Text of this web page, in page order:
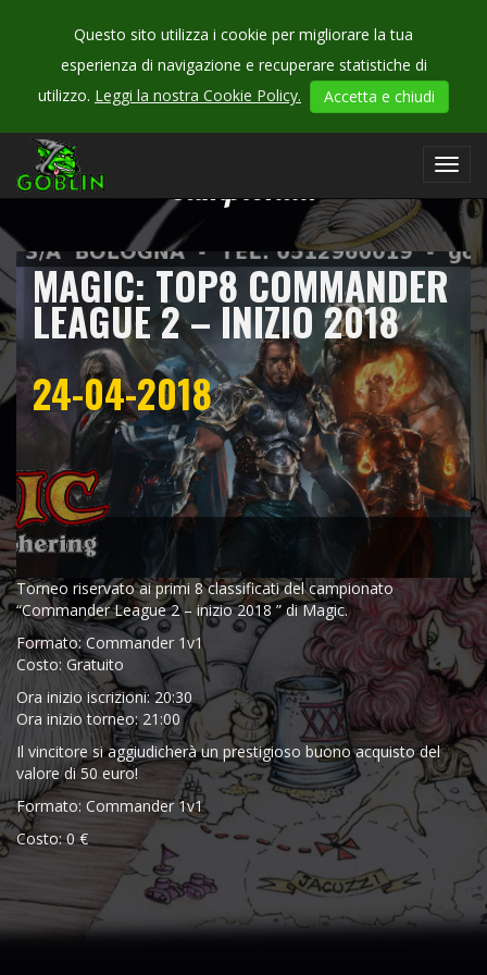
Questo sito utilizza i cookie per migliorare la tua
esperienza di navigazione e recuperare statistiche di
utilizzo. Leggi la nostra Cookie Policy. Accetta e chiudi
CHECK
OUR
campionati
MAGIC: TOP8 COMMANDER
LEAGUE 2 – INIZIO 2018
24-04-2018
Torneo riservato ai primi 8 classificati del campionato
“Commander League 2 – inizio 2018 ” di Magic.
Formato: Commander 1v1
Costo: Gratuito
Ora inizio iscrizioni: 20:30
Ora inizio torneo: 21:00
Il vincitore si aggiudicherà un prestigioso buono acquisto del
valore di 50 euro!
Formato: Commander 1v1
Costo: 0 €